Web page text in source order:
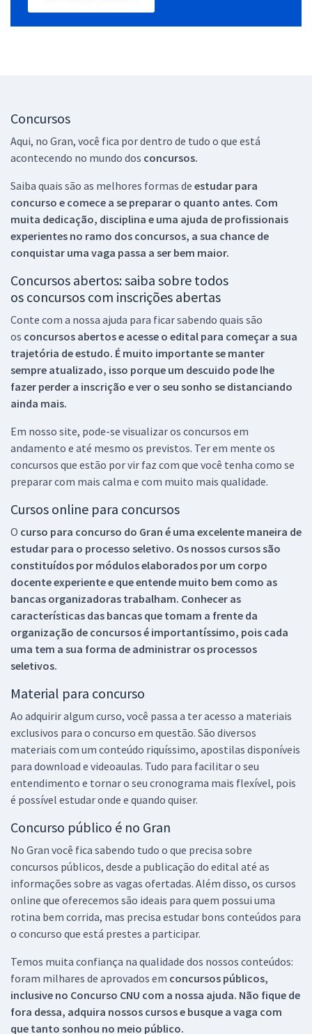
Concursos
Aqui, no Gran, você fica por dentro de tudo o que está
acontecendo no mundo dos concursos.
Saiba quais são as melhores formas de estudar para
concurso e comece a se preparar o quanto antes. Com
muita dedicação, disciplina e uma ajuda de profissionais
experientes no ramo dos concursos, a sua chance de
conquistar uma vaga passa a ser bem maior.
Concursos abertos: saiba sobre todos
os concursos com inscrições abertas
Conte com a nossa ajuda para ficar sabendo quais são
os concursos abertos e acesse o edital para começar a sua
trajetória de estudo. É muito importante se manter
sempre atualizado, isso porque um descuido pode lhe
fazer perder a inscrição e ver o seu sonho se distanciando
ainda mais.
Em nosso site, pode-se visualizar os concursos em
andamento e até mesmo os previstos. Ter em mente os
concursos que estão por vir faz com que você tenha como se
preparar com mais calma e com muito mais qualidade.
Cursos online para concursos
O curso para concurso do Gran é uma excelente maneira de
estudar para o processo seletivo. Os nossos cursos são
constituídos por módulos elaborados por um corpo
docente experiente e que entende muito bem como as
bancas organizadoras trabalham. Conhecer as
características das bancas que tomam a frente da
organização de concursos é importantíssimo, pois cada
uma tem a sua forma de administrar os processos
seletivos.
Material para concurso
Ao adquirir algum curso, você passa a ter acesso a materiais
exclusivos para o concurso em questão. São diversos
materiais com um conteúdo riquíssimo, apostilas disponíveis
para download e videoaulas. Tudo para facilitar o seu
entendimento e tornar o seu cronograma mais flexível, pois
é possível estudar onde e quando quiser.
Concurso público é no Gran
No Gran você fica sabendo tudo o que precisa sobre
concursos públicos, desde a publicação do edital até as
informações sobre as vagas ofertadas. Além disso, os cursos
online que oferecemos são ideais para quem possui uma
rotina bem corrida, mas precisa estudar bons conteúdos para
o concurso que está prestes a participar.
Temos muita confiança na qualidade dos nossos conteúdos:
foram milhares de aprovados em concursos públicos,
inclusive no Concurso CNU com a nossa ajuda. Não fique de
fora dessa, adquira nossos cursos e busque a vaga com
que tanto sonhou no meio público.